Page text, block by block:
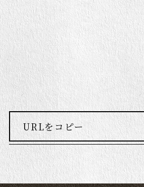
URLをコピー